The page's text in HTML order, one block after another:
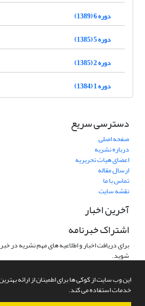
این وب سایت از کوکی ها برای اطمینان از ارائه
خدمات استفاده می کند.
دوره 6 (1389)
دوره 5 (1385)
دوره 2 (1385)
دوره 1 (1384)
دسترسی سریع
صفحه اصلی
درباره نشریه
اعضای هیات تحریریه
ارسال مقاله
تماس با ما
نقشه سایت
آخرین اخبار
اشتراک خبرنامه
برای دریافت اخبار و اطلاعیه های مهم نشریه در
شوید.